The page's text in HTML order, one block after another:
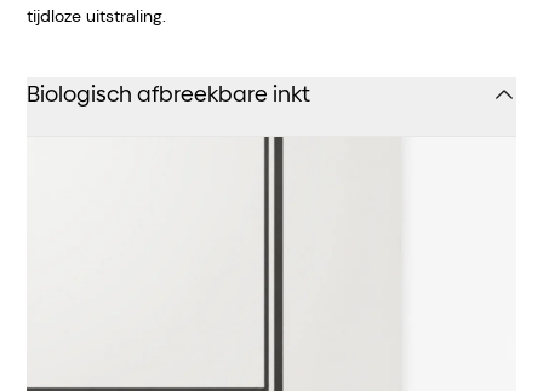
tijdloze uitstraling.
Biologisch afbreekbare inkt